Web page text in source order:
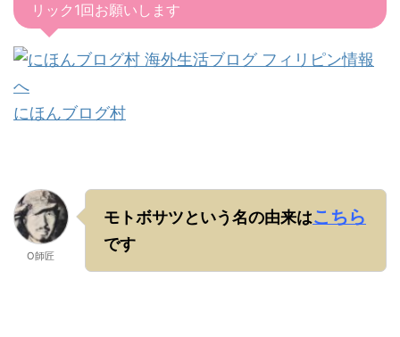
リック1回お願いします
にほんブログ村
O師匠
モトボサツという名の由来はこちら
です